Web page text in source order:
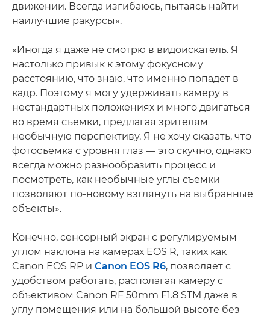
движении. Всегда изгибаюсь, пытаясь найти
наилучшие ракурсы».
«Иногда я даже не смотрю в видоискатель. Я
настолько привык к этому фокусному
расстоянию, что знаю, что именно попадет в
кадр. Поэтому я могу удерживать камеру в
нестандартных положениях и много двигаться
во время съемки, предлагая зрителям
необычную перспективу. Я не хочу сказать, что
фотосъемка с уровня глаз — это скучно, однако
всегда можно разнообразить процесс и
посмотреть, как необычные углы съемки
позволяют по-новому взглянуть на выбранные
объекты».
Конечно, сенсорный экран с регулируемым
углом наклона на камерах EOS R, таких как
Canon EOS RP и Canon EOS R6, позволяет с
удобством работать, располагая камеру с
объективом Canon RF 50mm F1.8 STM даже в
углу помещения или на большой высоте без